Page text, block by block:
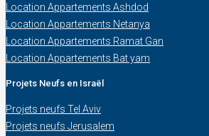
Location Appartements Ashdod
Location Appartements Netanya
Location Appartements Ramat Gan
Location Appartements Bat yam
Projets Neufs en Israël
Projets neufs Tel Aviv
Projets neufs Jerusalem